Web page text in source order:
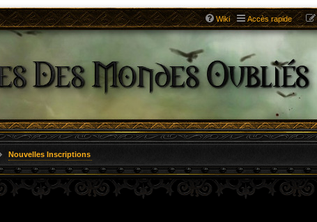
Wiki Accès rapide
Nouvelles Inscriptions